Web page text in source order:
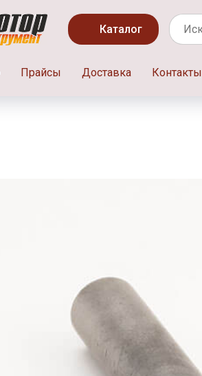
Каталог
Прайсы Доставка Контакты